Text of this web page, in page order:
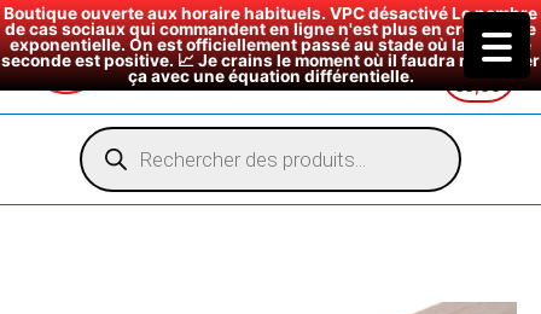
Boutique ouverte aux horaire habituels. VPC désactivé Le nombre
de cas sociaux qui commandent en ligne n'est plus en croissance
exponentielle. On est officiellement passé au stade où la dérivée
seconde est positive. 📈 Je crains le moment où il faudra modéliser
ça avec une équation différentielle.
€0,00
Recherche
de
produits